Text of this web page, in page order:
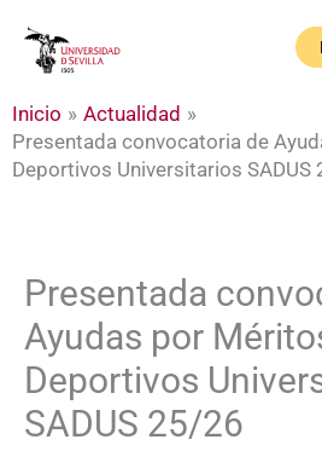
Inicio
Actualidad
Presentada convocatoria de
Deportivos Universitarios SADUS
Presentada
Ayudas por
Deportivos
SADUS 25/26